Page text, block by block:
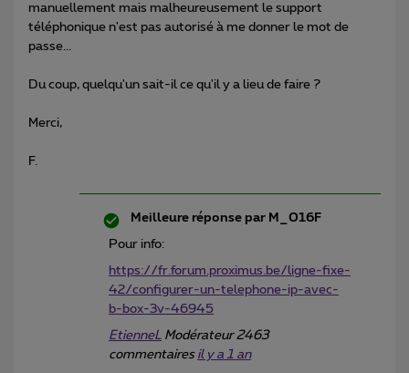
manuellement mais malheureusement le support
téléphonique n'est pas autorisé à me donner le mot de
passe...
Du coup, quelqu'un sait-il ce qu'il y a lieu de faire ?
Merci,
F.
Meilleure réponse par M_016F
Pour info:
https://fr.forum.proximus.be/ligne-fixe-
42/configurer-un-telephone-ip-avec-
b-box-3v-46945
EtienneL Modérateur 2463
commentaires il y a 1 an